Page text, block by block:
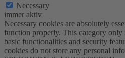
Necessary
immer aktiv
Necessary cookies are absolutely
function properly. This category only
basic functionalities and security
cookies do not store any personal